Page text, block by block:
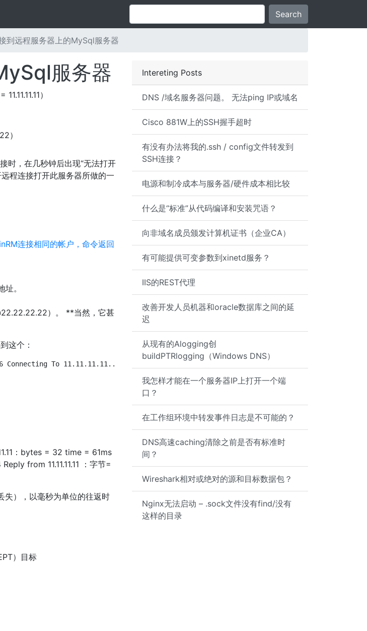
Search
到远程服务器上的MySql服务器
Intereting Posts
DNS /域名服务器问题。 无法ping IP或域名
Cisco 881W上的SSH握手超时
有没有办法将我的.ssh / config文件转发到
SSH连接？
电源和制冷成本与服务器/硬件成本相比较
什么是“标准”从代码编译和安装咒语？
向非域名成员颁发计算机证书（企业CA）
有可能提供可变参数到xinetd服务？
IIS的REST代理
改善开发人员机器和oracle数据库之间的延
迟
从现有的Alogging创
buildPTRlogging（Windows DNS）
我怎样才能在一个服务器IP上打开一个端
口？
在工作组环境中转发事件日志是不可能的？
DNS高速caching清除之前是否有标准时
间？
Wireshark相对或绝对的源和目标数据包？
Nginx无法启动 – .sock文件没有find/没有
这样的目录
服务器
）
）
时，在几秒钟后出现“无法打开
程连接打开此服务器所做的一
连接相同的帐户，命令返回
。
）。 **当然，它甚
这个：
Connecting To 11.11.11.11...Could not open connection to the host, on port 3306:
：bytes = 32 time = 61ms
from 11.11.11.11 ：字节=
失），以毫秒为单位的往返时
）目标